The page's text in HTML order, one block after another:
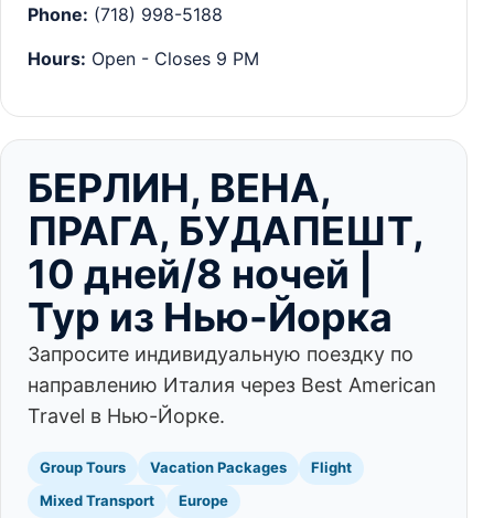
Phone: (718) 998-5188
Hours: Open - Closes 9 PM
БЕРЛИН, ВЕНА,
ПРАГА, БУДАПЕШТ,
10 дней/8 ночей |
Тур из Нью-Йорка
Запросите индивидуальную поездку по
направлению Италия через Best American
Travel в Нью-Йорке.
Group Tours Vacation Packages
Flight
Mixed Transport
Europe